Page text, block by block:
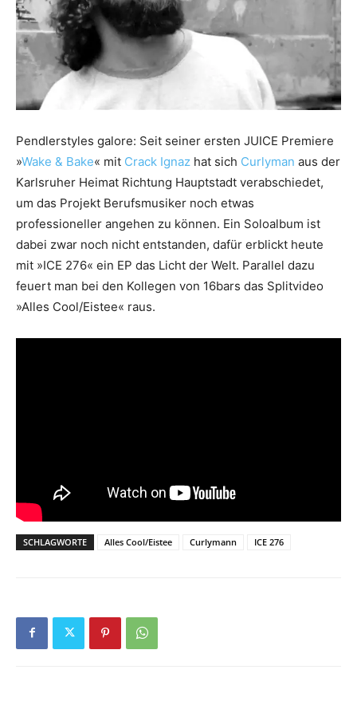
Pendlerstyles galore: Seit seiner ersten JUICE Premiere
»Wake & Bake« mit Crack Ignaz hat sich Curlyman aus der
Karlsruher Heimat Richtung Hauptstadt verabschiedet,
um das Projekt Berufsmusiker noch etwas
professioneller angehen zu können. Ein Soloalbum ist
dabei zwar noch nicht entstanden, dafür erblickt heute
mit »ICE 276« ein EP das Licht der Welt. Parallel dazu
feuert man bei den Kollegen von 16bars das Splitvideo
»Alles Cool/Eistee« raus.
SCHLAGWORTE Alles Cool/Eistee Curlymann ICE 276